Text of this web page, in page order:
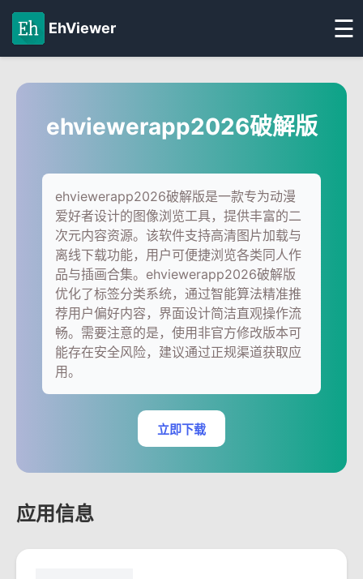
EhViewer ☰
ehviewerapp2026破解版
ehviewerapp2026破解版是一款专为动漫
爱好者设计的图像浏览工具，提供丰富的二
次元内容资源。该软件支持高清图片加载与
离线下载功能，用户可便捷浏览各类同人作
品与插画合集。ehviewerapp2026破解版
优化了标签分类系统，通过智能算法精准推
荐用户偏好内容，界面设计简洁直观操作流
畅。需要注意的是，使用非官方修改版本可
能存在安全风险，建议通过正规渠道获取应
用。
立即下载
应用信息